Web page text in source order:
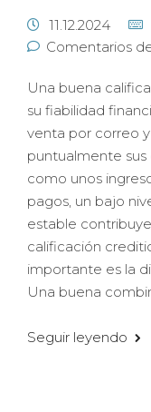
11.12.2024
Comentarios
Una buena
su fiabilidad
venta por correo
puntualmente
como unos
pagos, un bajo
estable
calificación
importante es la
Una buena
Seguir leyendo